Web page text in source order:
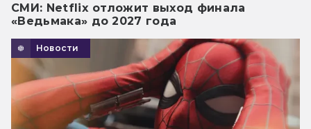
СМИ: Netflix отложит выход финала
«Ведьмака» до 2027 года
Новости